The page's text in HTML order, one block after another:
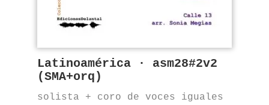
Latinoamérica · asm28#2v2
(SMA+orq)
solista + coro de voces iguales